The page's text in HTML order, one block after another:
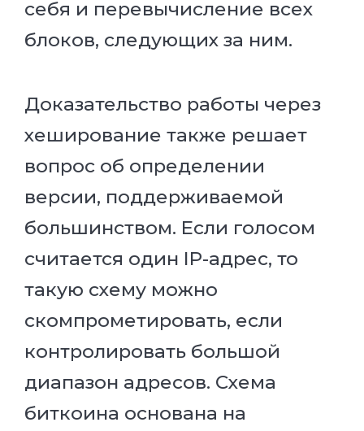
себя и перевычисление всех
блоков, следующих за ним.
Доказательство работы через
хеширование также решает
вопрос об определении
версии, поддерживаемой
большинством. Если голосом
считается один IP-адрес, то
такую схему можно
скомпрометировать, если
контролировать большой
диапазон адресов. Схема
биткоина основана на